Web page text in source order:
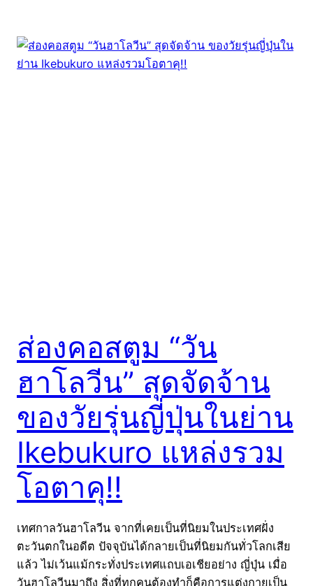
ส่องคอสตูม “วัน
ฮาโลวีน” สุดจัดจ้าน
ของวัยรุ่นญี่ปุ่นในย่าน
Ikebukuro แหล่งรวม
โอตาคุ!!
เทศกาลวันฮาโลวีน จากที่เคยเป็นที่นิยมในประเทศฝั่ง
ตะวันตกในอดีต ปัจจุบันได้กลายเป็นที่นิยมกันทั่วโลกเสีย
แล้ว ไม่เว้นแม้กระทั่งประเทศแถบเอเชียอย่าง ญี่ปุ่น เมื่อ
วันฮาโลวีนมาถึง สิ่งที่ทุกคนต้องทำก็คือการแต่งกายเป็น